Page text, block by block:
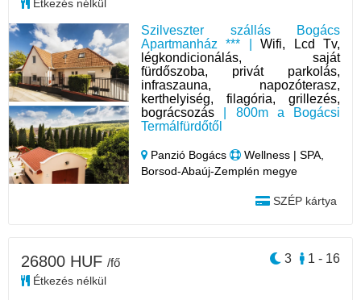
Szilveszter szállás Bogács
Apartmanház *** |Wifi, Lcd Tv,
légkondicionálás, saját
fürdőszoba, privát parkolás,
infraszauna, napozóterasz,
kerthelyiség, filagória, grillezés,
bográcsozás | 800m a Bogácsi
Termálfürdőtől
Panzió Bogács
Wellness | SPA,
Borsod-Abaúj-Zemplén megye
SZÉP kártya
Étkezés nélkül
26800 HUF /fő
Étkezés nélkül
1 - 16
3